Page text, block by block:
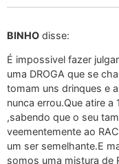
BINHO disse:
É impossivel fazer
uma DROGA que se
tomam uns drinques e
nunca errou.Que atire
,sabendo que o seu
veementemente ao
um ser semelhante.E
somos uma mistura de